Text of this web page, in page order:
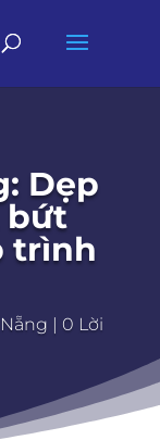
Dẹp
bứt
trình
| 0 Lời